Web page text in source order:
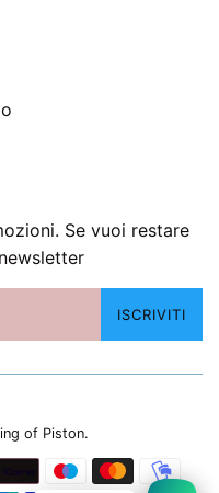
Se vuoi restare
ISCRIVITI
of Piston.